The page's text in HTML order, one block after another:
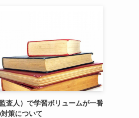
査人）で学習ボリュームが一番
策について